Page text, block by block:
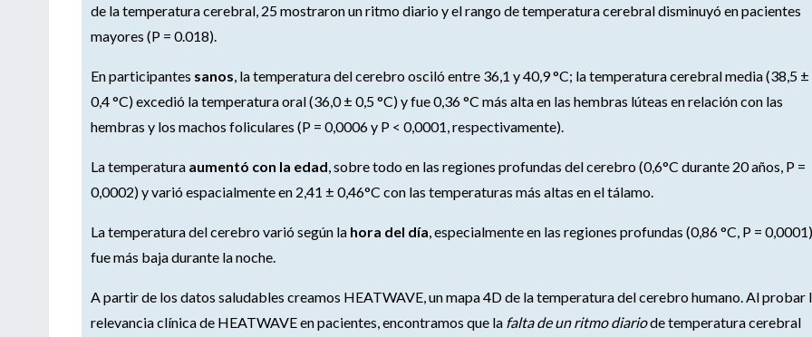
de la temperatura cerebral, 25 mostraron un ritmo diario y el rango de temperatura cerebral disminuyó en pacientes
mayores (P = 0.018).
En participantes sanos , la temperatura del cerebro osciló entre 36,1 y 40,9 °C; la temperatura cerebral media (38,5 ±
0,4 °C) excedió la temperatura oral (36,0 ± 0,5 °C) y fue 0,36 °C más alta en las hembras lúteas en relación con las
hembras y los machos foliculares (P = 0,0006 y P < 0,0001, respectivamente).
La temperatura aumentó con la edad , sobre todo en las regiones profundas del cerebro (0,6°C durante 20 años, P =
0,0002) y varió espacialmente en 2,41 ± 0,46°C con las temperaturas más altas en el tálamo.
La temperatura del cerebro varió según la hora del día , especialmente en las regiones profundas (0,86 °C, P =
fue más baja durante la noche.
A partir de los datos saludables creamos HEATWAVE, un mapa 4D de la temperatura del cerebro humano. Al probar
relevancia clínica de HEATWAVE en pacientes, encontramos que la falta de un ritmo diariode temperatura cerebral